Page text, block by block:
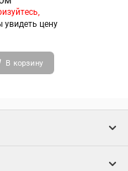
увидеть цену
В корзину